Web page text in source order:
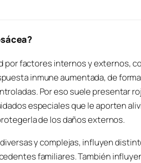
por factores internos y externos,
inmune aumentada, de
Por eso suele presentar
especiales que le aporten
de los daños externos.
y complejas, influyen
familiares. También